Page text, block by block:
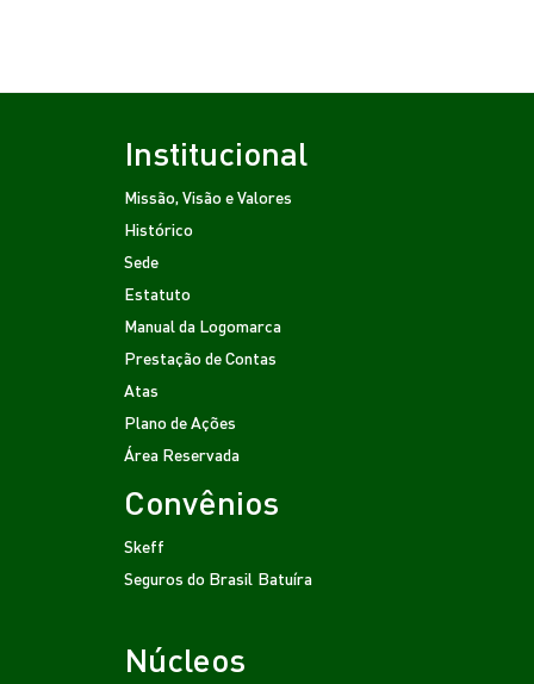
Institucional
Missão, Visão e Valores
Histórico
Sede
Estatuto
Manual da Logomarca
Prestação de Contas
Atas
Plano de Ações
Área Reservada
Convênios
Skeff
Seguros do Brasil Batuíra
Núcleos